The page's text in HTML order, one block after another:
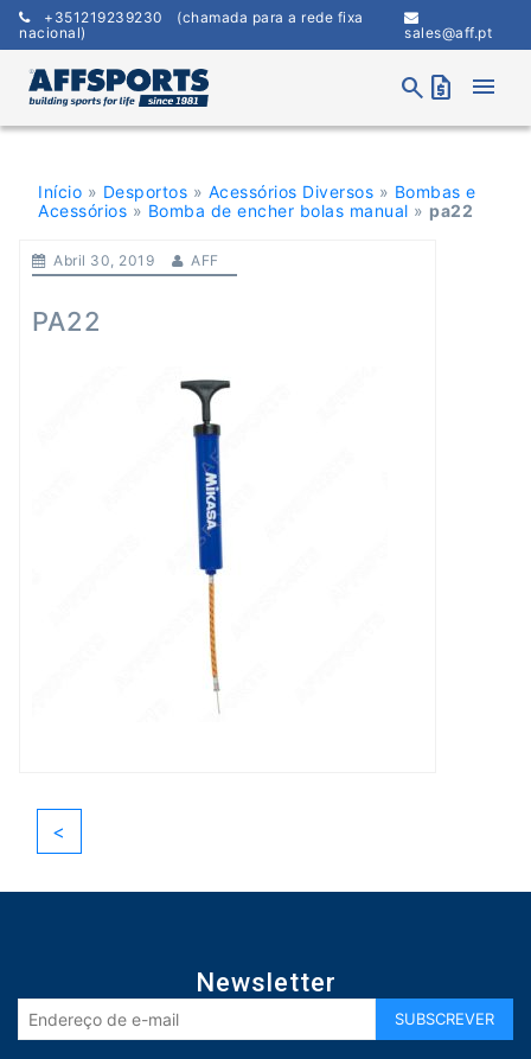
Skip
content
+351219239230 (chamada para a rede fixa
nacional)
sales@aff.pt
search request_quote menu
Início » Desportos » Acessórios Diversos » Bombas e
Acessórios » Bomba de encher bolas manual » pa22
Abril 30, 2019 AFF
PA22
<
Newsletter